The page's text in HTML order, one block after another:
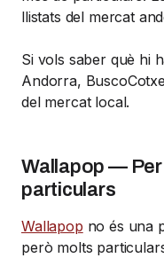
llistats del mercat
Si vols saber què hi
Andorra,
del mercat local.
Wallapop —
particulars
Wallapop no és una
però molts